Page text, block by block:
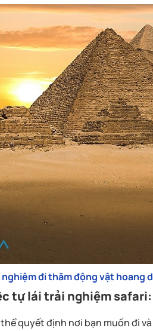
nghiệm đi thăm động vật hoang
tự lái trải nghiệm safari:
thể quyết định nơi bạn muốn đi